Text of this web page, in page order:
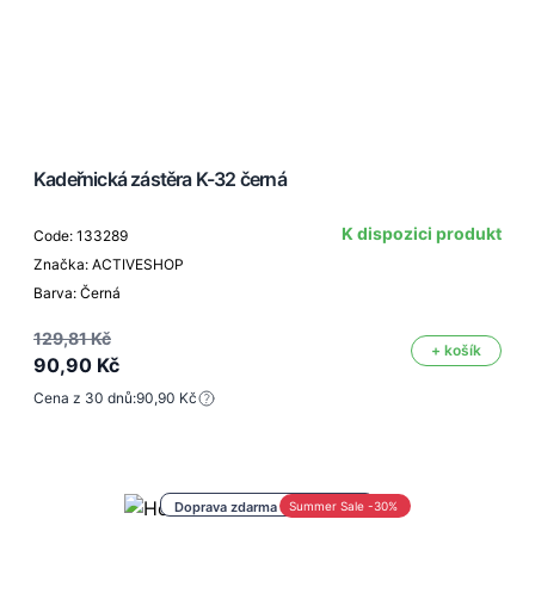
Kadeřnická zástěra K-32 černá
Code: 133289
Značka: ACTIVESHOP
Barva: Černá
K dispozici produkt
129,81 Kč
90,90 Kč
+ košík
Cena z 30 dnů:90,90 Kč
Doprava zdarma nad 1 000 Kč
Summer Sale -30%